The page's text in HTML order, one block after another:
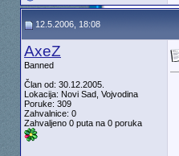
12.5.2006, 18:08
AxeZ
Banned
Član od: 30.12.2005.
Lokacija: Novi Sad, Vojvodina
Poruke: 309
Zahvalnice: 0
Zahvaljeno 0 puta na 0 poruka